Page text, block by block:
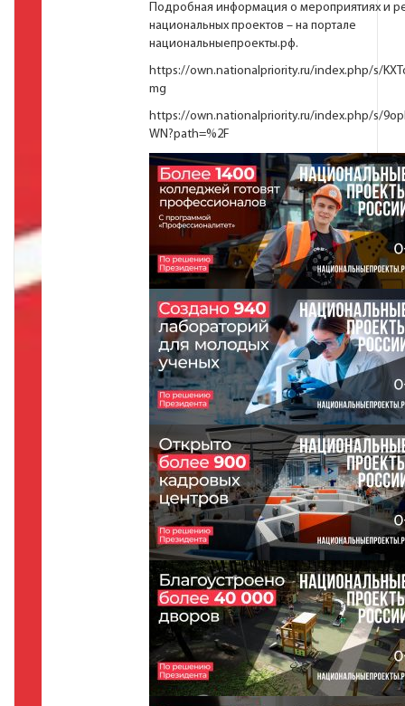
Подробная информация о мероприятиях и
национальных проектов – на портале
национальныепроекты.рф.
https://own.nationalpriority.ru/index.php/s/
mg
https://own.nationalpriority.ru/index.php/s/
WN?path=%2F